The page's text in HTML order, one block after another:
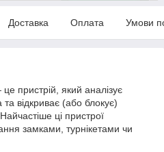
Доставка Оплата Умови
пристрій, який аналізує
відкриває (або блокує)
ці пристрої
замками, турнікетами чи